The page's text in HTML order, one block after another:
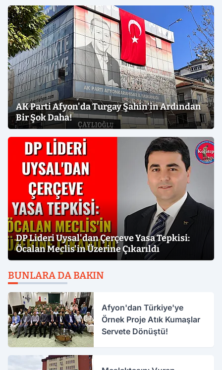
AK Parti Afyon'da Turgay Şahin'in Ardından
Bir Şok Daha!
DP Lideri Uysal'dan Çerçeve Yasa Tepkisi:
Öcalan Meclis'in Üzerine Çıkarıldı
BUNLARA DA BAKIN
Afyon'dan Türkiye'ye
Örnek Proje Atık Kumaşlar
Servete Dönüştü!